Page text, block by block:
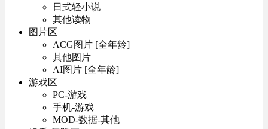
日式轻小说
其他读物
图片区
ACG图片 [全年龄]
其他图片
AI图片 [全年龄]
游戏区
PC-游戏
手机-游戏
MOD-数据-其他